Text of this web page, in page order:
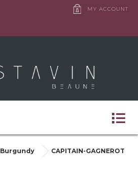
MY ACCOUNT
Burgundy CAPITAIN-GAGNEROT